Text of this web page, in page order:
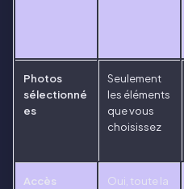
Photos
sélectionné
es
Seulement
les éléments
que vous
choisissez
Accès
Oui, toute la